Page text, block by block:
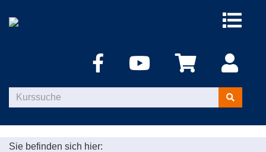
Menü
Kurse
suchen
Sie befinden sich hier: